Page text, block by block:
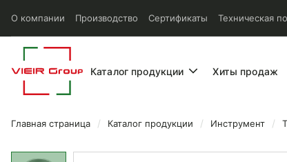
О компании Производство Сертификаты Техническая
Каталог продукции Хиты продаж
Главная страница Каталог продукции Инструмент